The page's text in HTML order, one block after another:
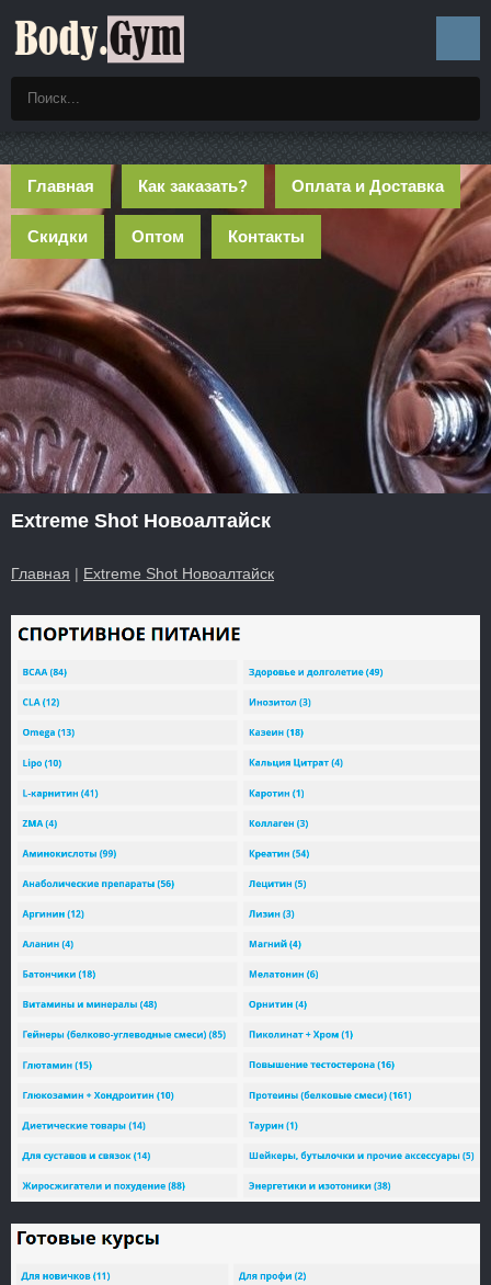
Главная Как заказать? Оплата и Доставка
Скидки Оптом Контакты
Extreme Shot Новоалтайск
Главная | Extreme Shot Новоалтайск